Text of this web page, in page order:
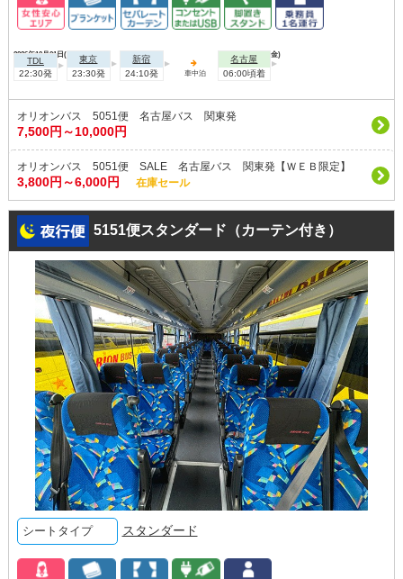
2026年10月01日(木)
TDL
22:30発
東京
23:30発
新宿
24:10発
車中泊
2026年10月02日(金)
名古屋
06:00頃着
オリオンバス 5051便 名古屋バス 関東発
7,500円～10,000円
オリオンバス 5051便 SALE 名古屋バス 関東発【ＷＥＢ限定】
3,800円～6,000円 在庫セール
5151便スタンダード（カーテン付き）
シートタイプ スタンダード